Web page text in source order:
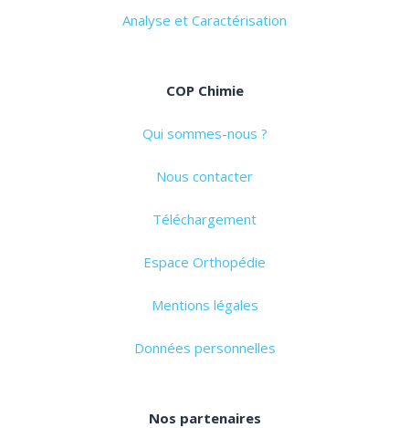
Analyse et Caractérisation
COP Chimie
Qui sommes-nous ?
Nous contacter
Téléchargement
Espace Orthopédie
Mentions légales
Données personnelles
Nos partenaires